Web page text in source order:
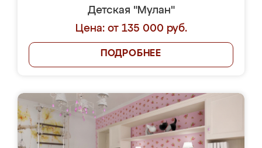
Детская "Мулан"
Цена: от 135 000 руб.
ПОДРОБНЕЕ